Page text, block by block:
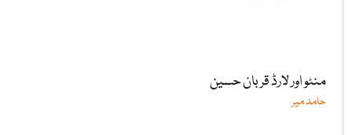
منٹو اور لارڈ قربان حسین
حامد میر